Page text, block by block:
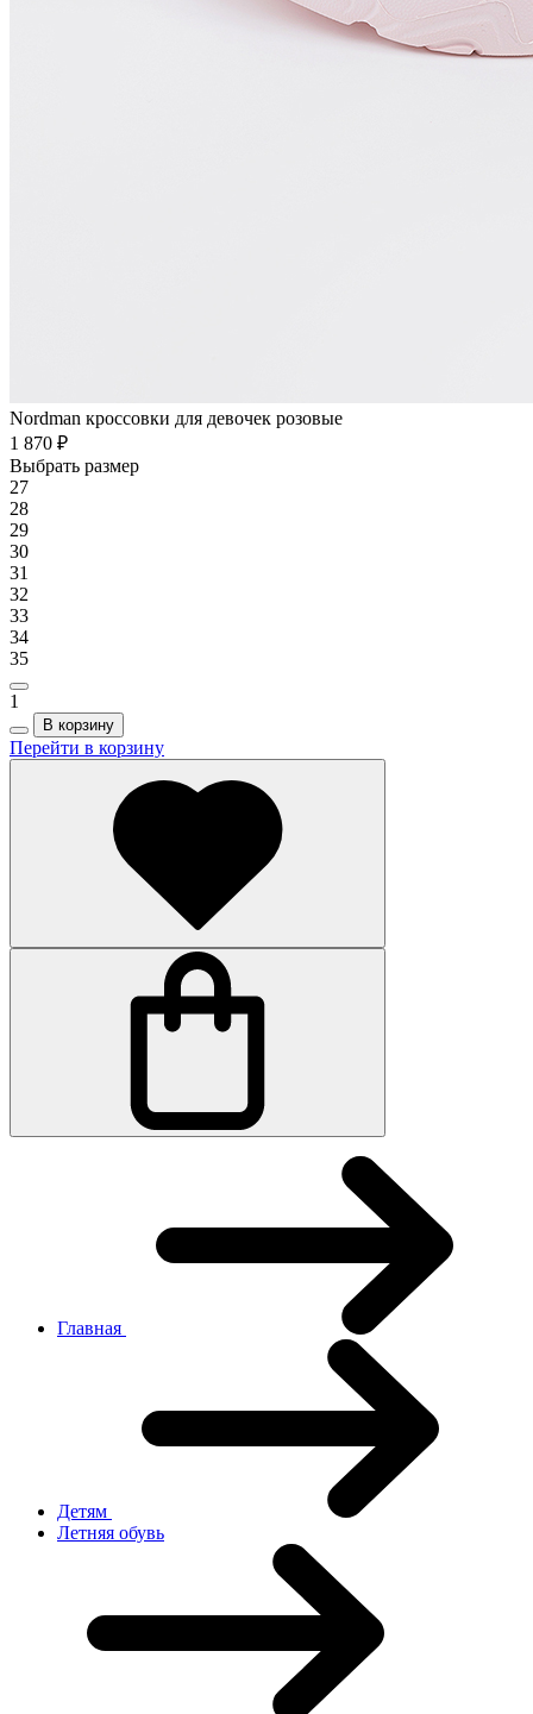
Nordman кроссовки для девочек розовые
1 870 ₽
Выбрать размер
27
28
29
30
31
32
33
34
35
1
В корзину
Перейти в корзину
Главная
Детям
Летняя обувь